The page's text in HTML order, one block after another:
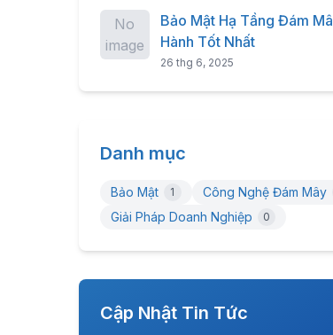
No
image
Bảo Mật Hạ Tầng Đám
Hành Tốt Nhất
26 thg 6, 2025
Danh mục
Bảo Mật 1 Công Nghệ Đám Mây
Giải Pháp Doanh Nghiệp 0
Cập Nhật Tin Tức